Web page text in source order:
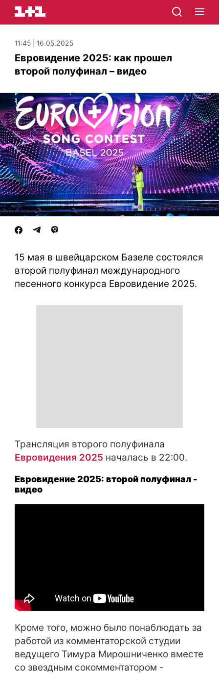
11:45 | 16.05.2025
Евровидение 2025: как прошел
второй полуфинал – видео
15 мая в швейцарском Базеле состоялся
второй полуфинал международного
песенного конкурса Евровидение 2025.
Трансляция второго полуфинала
Евровидения 2025 началась в 22:00.
Евровидение 2025: второй полуфинал -
видео
Кроме того, можно было понаблюдать за
работой из комментаторской студии
ведущего Тимура Мирошниченко вместе
со звездным сокомментатором -